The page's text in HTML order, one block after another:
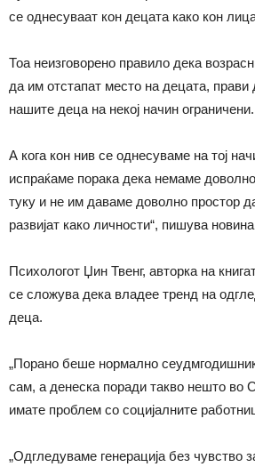
се однесуваат кон децата како кон
Тоа неизговорено правило дека
да им отстапат место на децата,
нашите деца на некој начин ограничени.
А кога кон нив се однесуваме на тој
испраќаме порака дека немаме
туку и не им даваме доволно простор
развијат како личности“, пишува
Психологот Џин Твенг, авторка на
се сложува дека владее тренд на
деца.
„Порано беше нормално
сам, а денеска поради такво нешто
имате проблем со социјалните
„Одгледуваме генерација без чувство